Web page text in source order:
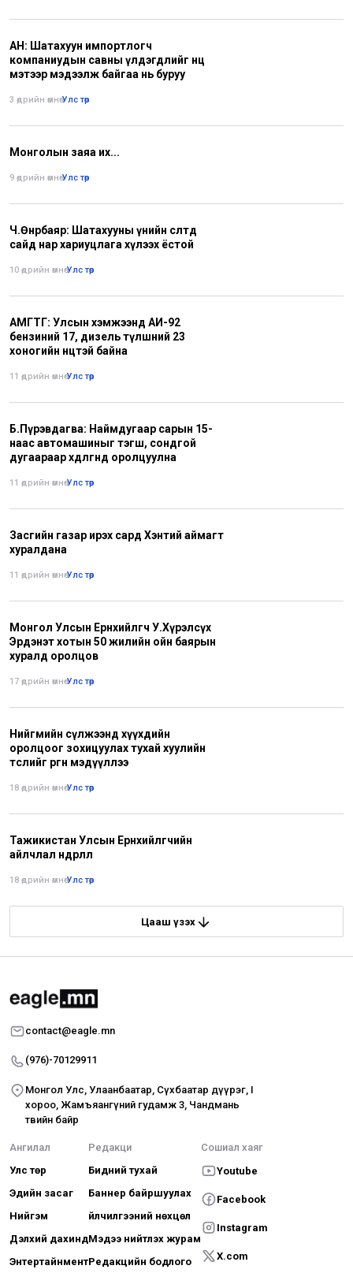
АН: Шатахуун импортлогч
компаниудын савны үлдэгдлийг нөөц
мэтээр мэдээлж байгаа нь буруу
3 өдрийн өмнө•Улс төр
Монголын заяа их...
9 өдрийн өмнө•Улс төр
Ч.Өнөрбаяр: Шатахууны үнийн өсөлтөд
сайд нар хариуцлага хүлээх ёстой
10 өдрийн өмнө•Улс төр
АМГТГ: Улсын хэмжээнд АИ-92
бензиний 17, дизель түлшний 23
хоногийн нөөцтэй байна
11 өдрийн өмнө•Улс төр
Б.Пүрэвдагва: Наймдугаар сарын 15-
наас автомашиныг тэгш, сондгой
дугаараар хөдөлгөөнд оролцуулна
11 өдрийн өмнө•Улс төр
Засгийн газар ирэх сард Хэнтий аймагт
хуралдана
11 өдрийн өмнө•Улс төр
Монгол Улсын Ерөнхийлөгч У.Хүрэлсүх
Эрдэнэт хотын 50 жилийн ойн баярын
хуралд оролцов
17 өдрийн өмнө•Улс төр
Нийгмийн сүлжээнд хүүхдийн
оролцоог зохицуулах тухай хуулийн
төслийг өргөн мэдүүллээ
18 өдрийн өмнө•Улс төр
Тажикистан Улсын Ерөнхийлөгчийн
айлчлал өндөрлөлөө
18 өдрийн өмнө•Улс төр
Цааш үзэх
contact@eagle.mn
(976)-70129911
Монгол Улс, Улаанбаатар, Сүхбаатар дүүрэг, I
хороо, Жамъяангүний гудамж 3, Чандмань
төвийн байр
Ангилал
Улс төр
Эдийн засаг
Нийгэм
Дэлхий дахинд
Энтертайнмент
Редакци
Бидний тухай
Баннер байршуулах
Үйлчилгээний нөхцөл
Мэдээ нийтлэх журам
Редакцийн бодлого
Сошиал хаяг
Youtube
Facebook
Instagram
X.com